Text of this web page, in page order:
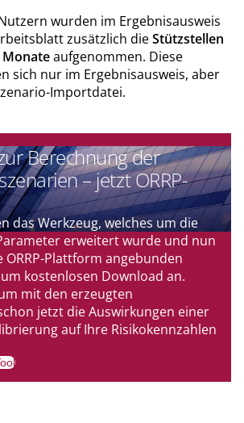
wurden im Ergebnisausweis
zusätzlich dieStützstellen
aufgenommen. Diese
sich nur im Ergebnisausweis, aber
Importdatei.
Berechnung der
– jetzt ORRP-
das Werkzeug, welches um die
erweitert wurde und nun
ORRP-Plattform angebunden
kostenlosen Download an.
mit den erzeugten
jetzt die Auswirkungen einer
auf Ihre Risikokennzahlen